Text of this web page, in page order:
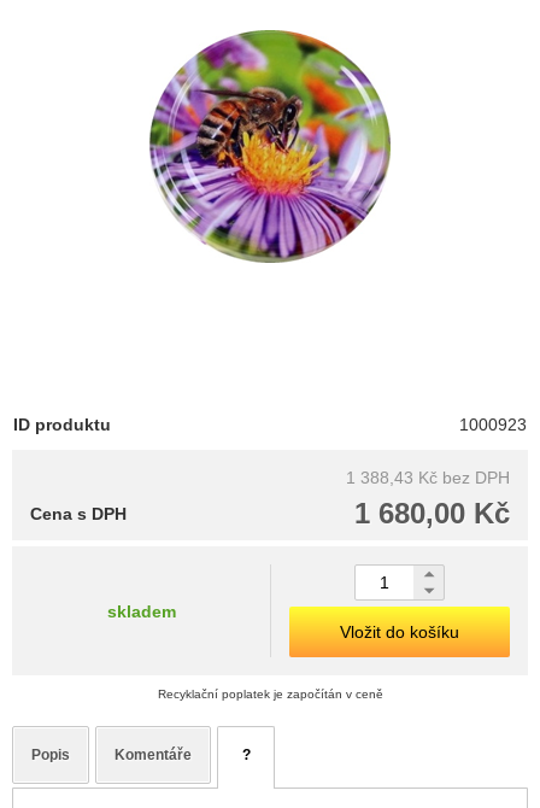
ID produktu 1000923
1 388,43 Kč bez DPH
1 680,00 Kč
Cena s DPH
skladem
Vložit do košíku
Recyklační poplatek je započítán v ceně
Popis Komentáře ?